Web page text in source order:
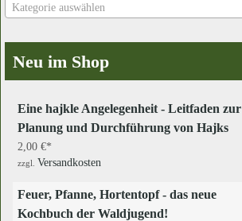
Kategorie auswählen
Neu im Shop
Eine hajkle Angelegenheit - Leitfaden zur
Planung und Durchführung von Hajks
2,00 €
zzgl. Versandkosten
Feuer, Pfanne, Hortentopf - das neue
Kochbuch der Waldjugend!